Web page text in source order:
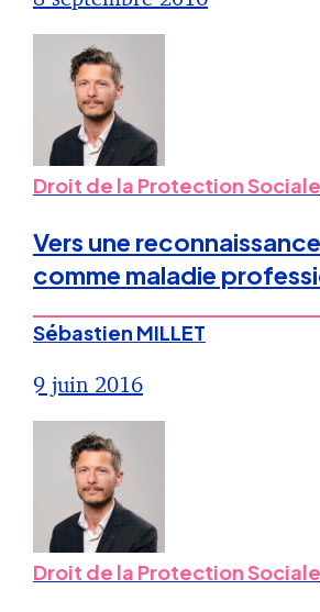
Droit de la Protection Sociale
Vers une
comme maladie
Sébastien MILLET
9 juin 2016
Droit de la Protection Sociale